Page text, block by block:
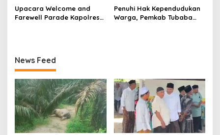
Penghulu untuk Vervali
Stimulan Rumah
Diduga Langgar Hukum &
Etika, DPR‑Provinsi,
Gubernur dan PLLDA
Upacara Welcome and
Farewell Parade Kapolres
Penuhi Hak Kependudukan
Warga, Pemkab Tubaba
News Feed